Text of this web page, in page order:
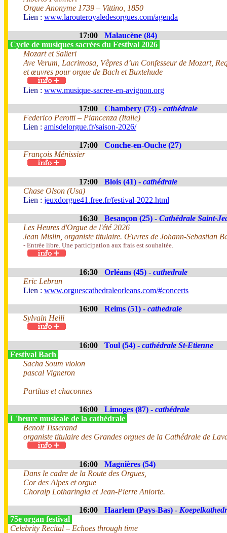
Orgue Anonyme 1739 – Vittino, 1850
Lien : www.larouteroyaledesorgues.com/agenda
17:00
Malaucène (84)
Cycle de musiques sacrées du Festival 2026
Mozart et Salieri
Ave Verum, Lacrimosa, Vêpres d’un Confesseur de Mozart,
et œuvres pour orgue de Bach et Buxtehude
Lien : www.musique-sacree-en-avignon.org
17:00 Chambery (73) - cathédrale
Federico Perotti – Piancenza (Italie)
Lien : amisdelorgue.fr/saison-2026/
17:00
Conche-en-Ouche (27)
François Ménissier
17:00 Blois (41) - cathédrale
Chase Olson (Usa)
Lien : jeuxdorgue41.free.fr/festival-2022.html
16:30 Besançon (25) - Cathédrale Saint-
Les Heures d'Orgue de l'été 2026
Jean Mislin, organiste titulaire. Œuvres de Johann-Sebastian
- Entrée libre. Une participation aux frais est souhaitée.
16:30 Orléans (45) - cathedrale
Eric Lebrun
Lien : www.orguescathedraleorleans.com/#concerts
16:00 Reims (51) - cathedrale
Sylvain Heili
16:00 Toul (54) - cathédrale St-Etienne
Festival Bach
Sacha Soum violon
pascal Vigneron
Partitas et chaconnes
16:00 Limoges (87) - cathédrale
L'heure musicale de la cathédrale
Benoit Tisserand
organiste titulaire des Grandes orgues de la Cathédrale de
16:00
Magnières (54)
Dans le cadre de la Route des Orgues,
Cor des Alpes et orgue
Choralp Lotharingia et Jean-Pierre Aniorte.
16:00 Haarlem (Pays-Bas) -
75e organ festival
Celebrity Recital – Echoes through time